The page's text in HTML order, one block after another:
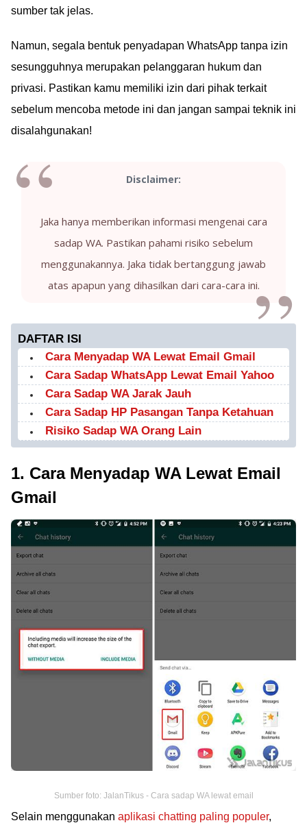
sumber tak jelas.
Namun, segala bentuk penyadapan WhatsApp tanpa izin
sesungguhnya merupakan pelanggaran hukum dan
privasi. Pastikan kamu memiliki izin dari pihak terkait
sebelum mencoba metode ini dan jangan sampai teknik ini
disalahgunakan!
Disclaimer:
Jaka hanya memberikan informasi mengenai cara
sadap WA. Pastikan pahami risiko sebelum
menggunakannya. Jaka tidak bertanggung jawab
atas apapun yang dihasilkan dari cara-cara ini.
DAFTAR ISI
Cara Menyadap WA Lewat Email Gmail
Cara Sadap WhatsApp Lewat Email Yahoo
Cara Sadap WA Jarak Jauh
Cara Sadap HP Pasangan Tanpa Ketahuan
Risiko Sadap WA Orang Lain
1. Cara Menyadap WA Lewat Email
Gmail
Sumber foto: JalanTikus - Cara sadap WA lewat email
Selain menggunakan aplikasi chatting paling populer,